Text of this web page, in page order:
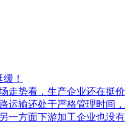
！
走势看，生产企业还在挺价
运输还处于严格管理时间，
一方面下游加工企业也没有